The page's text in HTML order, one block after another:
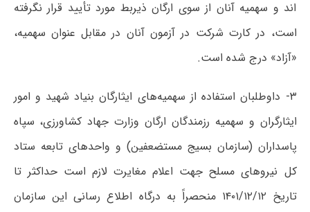
اند و سهمیه آنان از سوی ارگان ذیربط مورد تأیید قرار نگرفته
است، در کارت شرکت در آزمون آنان در مقابل عنوان سهمیه،
«آزاد» درج شده است.
۳- داوطلبان استفاده از سهمیه‌های ایثارگان بنیاد شهید و امور
ایثارگران و سهمیه رزمندگان ارگان وزارت جهاد کشاورزی، سپاه
پاسداران (سازمان بسیج مستضعفین) و واحدهای تابعه ستاد
کل نیروهای مسلح جهت اعلام مغایرت لازم است حداکثر تا
تاریخ ۱۴۰۱/۱۲/۱۲ منحصراً به درگاه اطلاع رسانی این سازمان